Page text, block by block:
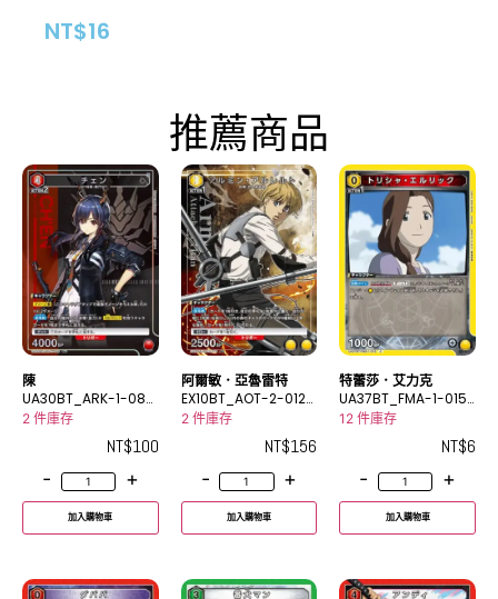
NT$16
推薦商品
陳
UA30BT_ARK-1-086
_2R★
2 件庫存
NT$100
-
+
加入購物車
阿爾敏．亞魯雷特
EX10BT_AOT-2-012_
2R★
2 件庫存
NT$156
-
+
加入購物車
特蕾莎．艾力克
UA37BT_FMA-1-015
C
12 件庫存
NT$6
-
+
加入購物車